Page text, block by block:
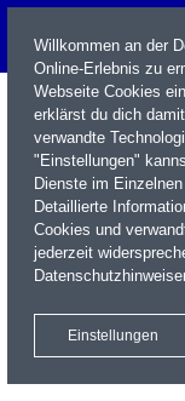
Name / WKN / ISIN /
Xetra Realtime
Willkommen an der
Online-Erlebnis zu
Webseite Cookies
erklärst du dich
verwandte
"Einstellungen"
Dienste im
Detaillierte
Cookies und
jederzeit
Einstellungen